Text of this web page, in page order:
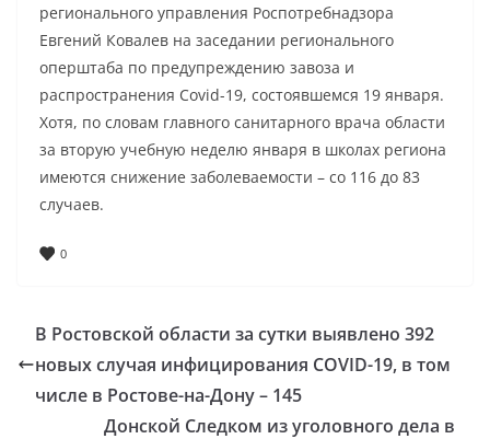
регионального управления Роспотребнадзора
Евгений Ковалев на заседании регионального
оперштаба по предупреждению завоза и
распространения Covid-19, состоявшемся 19 января.
Хотя, по словам главного санитарного врача области
за вторую учебную неделю января в школах региона
имеются снижение заболеваемости – со 116 до 83
случаев.
0
В Ростовской области за сутки выявлено 392
новых случая инфицирования COVID-19, в том
числе в Ростове-на-Дону – 145
Донской Следком из уголовного дела в